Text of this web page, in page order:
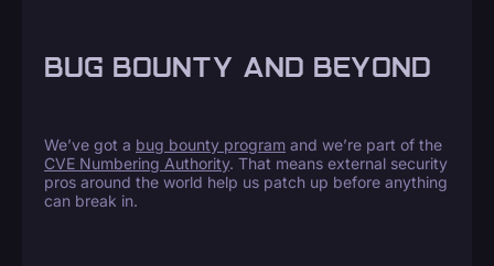
BUG BOUNTY AND BEYOND
We’ve got a bug bounty program and we’re part of the
CVE Numbering Authority. That means external security
pros around the world help us patch up before anything
can break in.